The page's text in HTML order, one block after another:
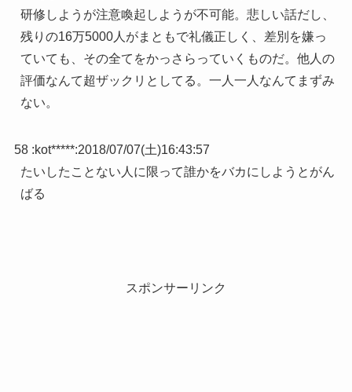
研修しようが注意喚起しようが不可能。悲しい話だし、
残りの16万5000人がまともで礼儀正しく、差別を嫌っ
ていても、その全てをかっさらっていくものだ。他人の
評価なんて超ザックリとしてる。一人一人なんてまずみ
ない。
58 :kot*****:2018/07/07(土)16:43:57
たいしたことない人に限って誰かをバカにしようとがん
ばる
スポンサーリンク